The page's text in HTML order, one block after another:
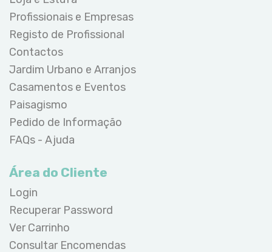
Profissionais e Empresas
Registo de Profissional
Contactos
Jardim Urbano e Arranjos
Casamentos e Eventos
Paisagismo
Pedido de Informação
FAQs - Ajuda
Área do Cliente
Login
Recuperar Password
Ver Carrinho
Consultar Encomendas